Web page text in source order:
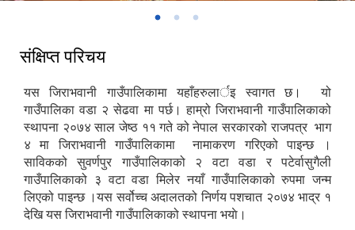
संक्षिप्त परिचय
यस जिराभवानी गाउँपालिकामा यहाँहरुलार्इ स्वागत छ। यो
गाउँपालिका वडा २ सेढवा मा पर्छ। हाम्रो जिराभवानी गाउँपालिकाको
स्थापना २०७४ साल जेष्ठ ११ गते को नेपाल सरकारको राजपत्र भाग
४ मा जिराभवानी गाउँपालिकामा नामाकरण गरिएको पाइन्छ ।
साविकको सुवर्णपुर गाउँपालिकाको २ वटा वडा र पटेर्वासुगैली
गाउँपालिकाको ३ वटा वडा मिलेर नयाँ गाउँपालिकाको रुपमा जन्म
लिएको पाइन्छ ।यस सर्वोच्च अदालतको निर्णय पशचात २०७४ भाद्र १
देखि यस जिराभवानी गाउँपालिकाको स्थापना भयाे।